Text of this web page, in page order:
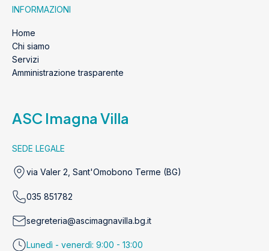
INFORMAZIONI
Home
Chi siamo
Servizi
Amministrazione trasparente
ASC Imagna Villa
SEDE LEGALE
via Valer 2, Sant'Omobono Terme (BG)
035 851782
segreteria@ascimagnavilla.bg.it
Lunedì - venerdì: 9:00 - 13:00